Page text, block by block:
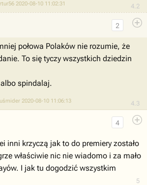
4.2
2020-08-10 11:02:31
4.3
2
połowa Polaków nie rozumie, że
To się tyczy wszystkich dziedzin
spindalaj.
2020-08-10 11:06:13
5
4
inni krzyczą jak to do premiery zostało
właściwie nic nie wiadomo i za mało
I jak tu dogodzić wszystkim